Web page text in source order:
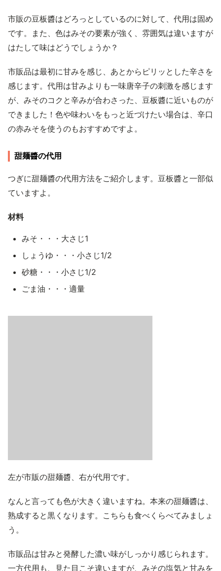
市販の豆板醬はどろっとしているのに対して、代用は固め
です。また、色はみその要素が強く、雰囲気は違いますが
はたして味はどうでしょうか？
市販品は最初に甘みを感じ、あとからピリッとした辛さを
感じます。代用は甘みよりも一味唐辛子の刺激を感じます
が、みそのコクと辛みが合わさった、豆板醬に近いものが
できました！色や味わいをもっと近づけたい場合は、辛口
の赤みそを使うのもおすすめですよ。
甜麺醬の代用
つぎに甜麺醬の代用方法をご紹介します。豆板醬と一部似
ていますよ。
材料
みそ・・・大さじ1
しょうゆ・・・小さじ1/2
砂糖・・・小さじ1/2
ごま油・・・適量
左が市販の甜麺醬、右が代用です。
なんと言っても色が大きく違いますね。本来の甜麺醬は、
熟成すると黒くなります。こちらも食べくらべてみましょ
う。
市販品は甘みと発酵した濃い味がしっかり感じられます。
一方代用も、見た目こそ違いますが、みその塩気と甘みを